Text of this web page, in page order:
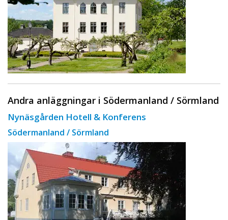
Andra anläggningar i Södermanland / Sörmland
Nynäsgården Hotell & Konferens
Södermanland / Sörmland